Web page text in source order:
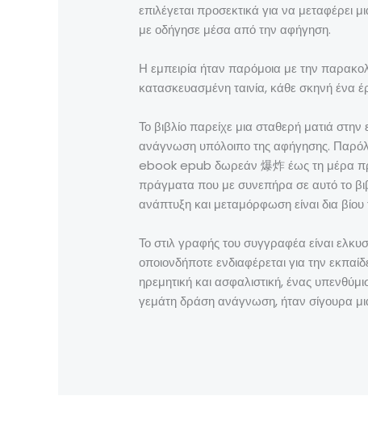
επιλέγεται προσεκτικά για να μεταφέρει
με οδήγησε μέσα από την αφήγηση.
Η εμπειρία ήταν παρόμοια με την
κατασκευασμένη ταινία, κάθε σκηνή ένα
Το βιβλίο παρείχε μια σταθερή ματιά
ανάγνωση υπόλοιπο της αφήγησης.
ebook epub δωρεάν 爆炸 έως τη μέρα
πράγματα που με συνεπήρα σε αυτό το
ανάπτυξη και μεταμόρφωση είναι δια βίου
Το στιλ γραφής του συγγραφέα είναι
οποιονδήποτε ενδιαφέρεται για την
ηρεμητική και ασφαλιστική, ένας
γεμάτη δράση ανάγνωση, ήταν σίγουρα